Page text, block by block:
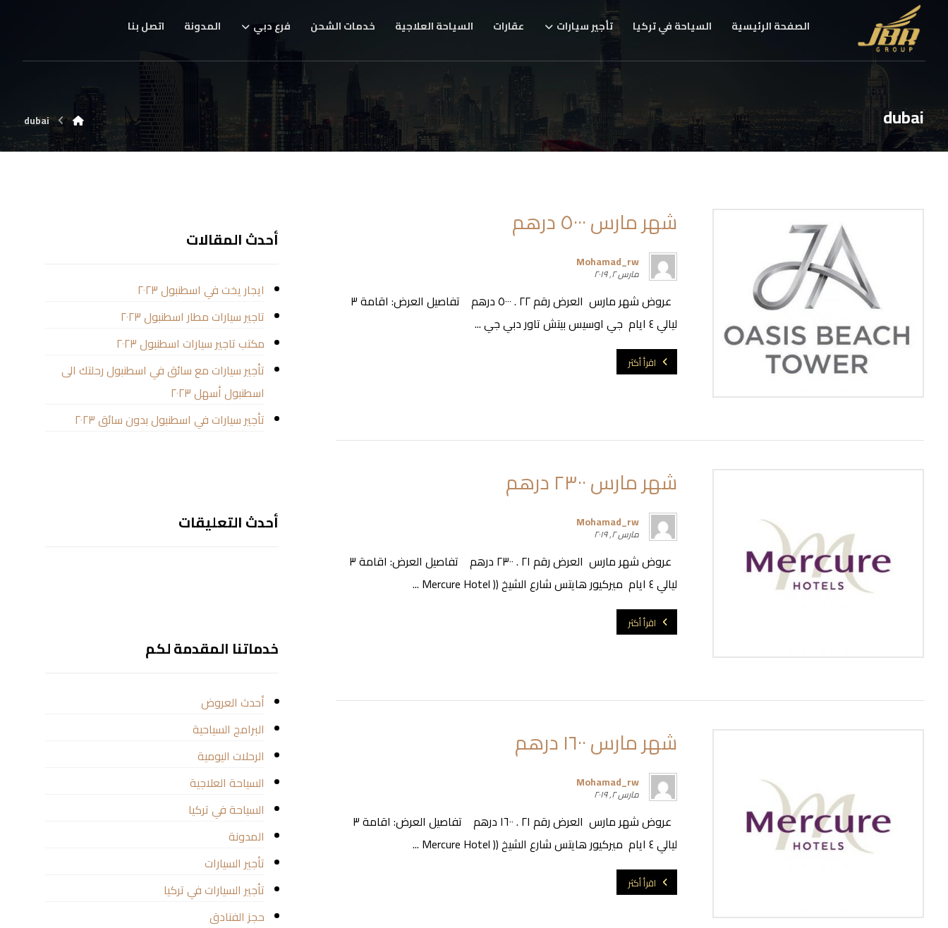
الصفحة الرئيسية السياحة في تركيا تأجير سيارات عقارات السياحة العلاجية خدمات الشحن فرع دبي المدونة اتصل بنا
dubai
dubai
شهر مارس ٥٠٠٠ درهم
Mohamad_rw
مارس ٢, ٢٠١٩
عروض شهر مارس العرض رقم ٢٢ . ٥٠٠٠ درهم تفاصيل العرض: اقامة ٣
ليالي ٤ ايام جي اوسيس بيتش تاور دبي جي ...
اقرأ أكثر
شهر مارس ٢٣٠٠ درهم
Mohamad_rw
مارس ٢, ٢٠١٩
عروض شهر مارس العرض رقم ٢١ . ٢٣٠٠ درهم تفاصيل العرض: اقامة ٣
ليالي ٤ ايام ميركيور هايتس شارع الشيخ (( Mercure Hotel ...
اقرأ أكثر
شهر مارس ١٦٠٠ درهم
Mohamad_rw
مارس ٢, ٢٠١٩
عروض شهر مارس العرض رقم ٢١ . ١٦٠٠ درهم تفاصيل العرض: اقامة ٣
ليالي ٤ ايام ميركيور هايتس شارع الشيخ (( Mercure Hotel ...
اقرأ أكثر
أحدث المقالات
ايجار يخت في اسطنبول ٢٠٢٣
تاجير سيارات مطار اسطنبول ٢٠٢٣
مكتب تاجير سيارات اسطنبول ٢٠٢٣
تأجير سيارات مع سائق في اسطنبول رحلتك الى
اسطنبول أسهل ٢٠٢٣
تأجير سيارات في اسطنبول بدون سائق ٢٠٢٣
أحدث التعليقات
خدماتنا المقدمة لكم
أحدث العروض
البرامج السياحية
الرحلات اليومية
السياحة العلاجية
السياحة في تركيا
المدونة
تأجير السيارات
تأجير السيارات في تركيا
حجز الفنادق